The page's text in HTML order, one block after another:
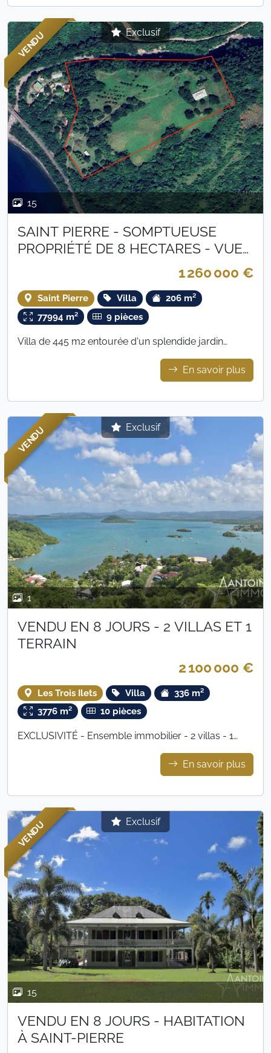
VENDU Exclusif
15
SAINT PIERRE - SOMPTUEUSE
PROPRIÉTÉ DE 8 HECTARES - VUE
MER EXCEPTIONNELLE - 1260 000
1 260 000 €
Saint Pierre Villa
206 m²
77994 m²
9 pièces
Villa de 445 m2 entourée d'un splendide jardin
En savoir plus
VENDU Exclusif
1
VENDU EN 8 JOURS - 2 VILLAS ET 1
TERRAIN
2 100 000 €
Les Trois Ilets Villa
336 m²
3776 m²
10 pièces
EXCLUSIVITÉ - Ensemble immobilier - 2 villas - 1
En savoir plus
VENDU Exclusif
15
VENDU EN 8 JOURS - HABITATION
À SAINT-PIERRE